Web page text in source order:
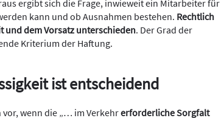
ergibt sich die Frage, inwieweit ein Mitarbeiter für
kann und ob Ausnahmen bestehen. Rechtlich
und dem Vorsatz unterschieden. Der Grad der
Kriterium der Haftung.
ist entscheidend
vor, wenn die „… im Verkehrerforderliche Sorgfalt